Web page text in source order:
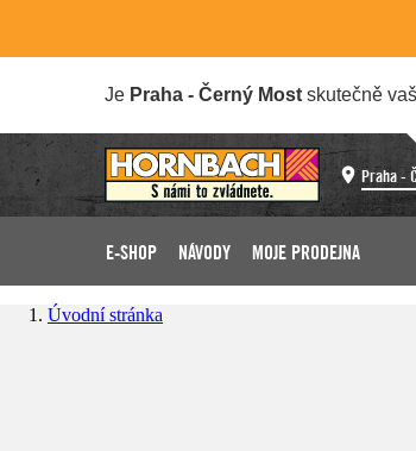
Je Praha - Černý Most skutečně
Praha -
E-SHOP NÁVODY MOJE PRODEJNA
Úvodní stránka